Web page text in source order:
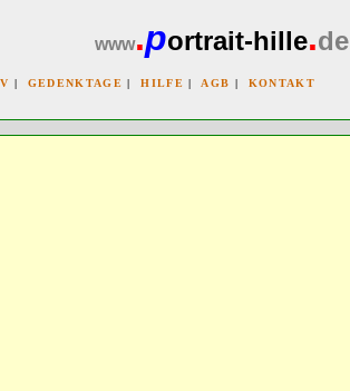
www.portrait-hille.de
| GEDENKTAGE |HILFE | AGB | KONTAKT